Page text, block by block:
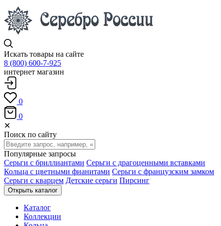
Искать товары на сайте
8 (800) 600-7-925
интернет магазин
0
0
✕
Поиск по сайту
Популярные запросы
Серьги с бриллиантами Серьги с драгоценными вставками
Кольца с цветными фианитами Серьги с французским замком
Серьги с кварцем Детские серьги Пирсинг
Открыть каталог
Каталог
Коллекции